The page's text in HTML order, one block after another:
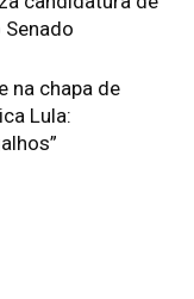
Senado
na chapa de
Lula: